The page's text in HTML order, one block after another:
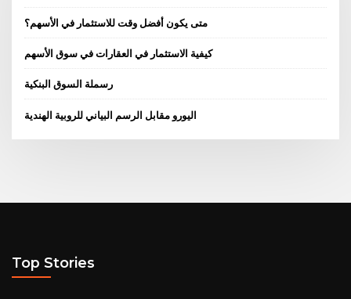
متى يكون أفضل وقت للاستثمار في الأسهم؟
كيفية الاستثمار في العقارات في سوق الأسهم
رسملة السوق البنكية
اليورو مقابل الرسم البياني للروبية الهندية
Top Stories